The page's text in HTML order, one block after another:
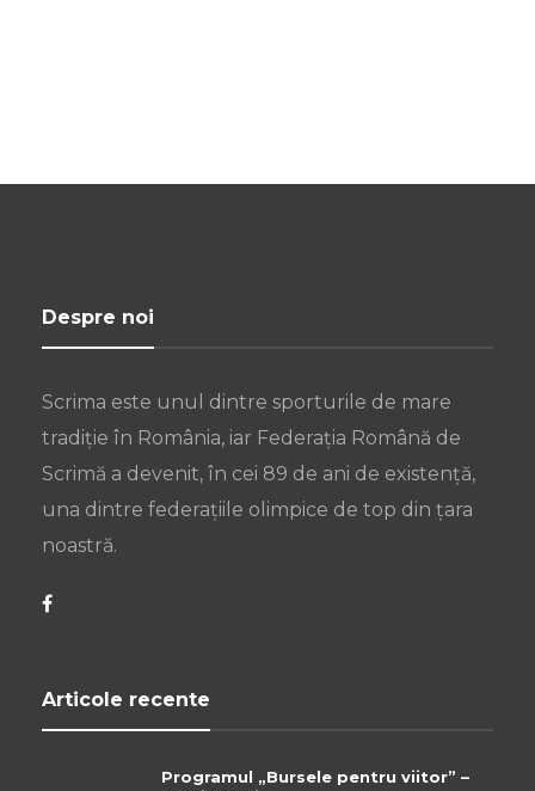
Despre noi
Scrima este unul dintre sporturile de mare
tradiție în România, iar Federația Română de
Scrimă a devenit, în cei 89 de ani de existență,
una dintre federațiile olimpice de top din țara
noastră.
Articole recente
Programul „Bursele pentru viitor” –